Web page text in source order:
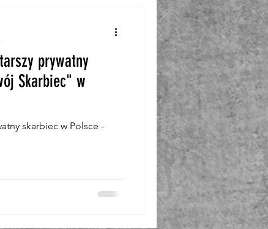
prywatny
Skarbiec" w
skarbiec w Polsce -